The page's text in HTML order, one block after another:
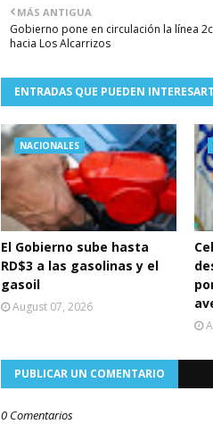
MÁS ANTIGUA
Gobierno pone en circulación la línea
hacia Los Alcarrizos
ENTRADAS QUE PUEDEN
NACIONALES
El Gobierno sube hasta
RD$3 a las gasolinas y el
gasoil
August 07, 2026
PUBLICAR UN COMENTARIO
0 Comentarios